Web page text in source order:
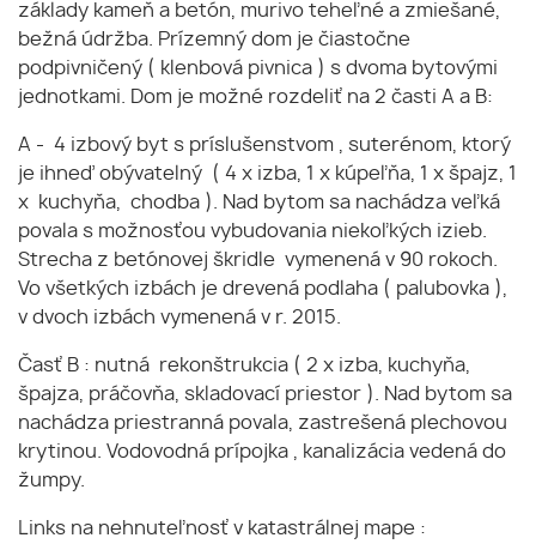
základy kameň a betón, murivo teheľné a zmiešané,
bežná údržba. Prízemný dom je čiastočne
podpivničený ( klenbová pivnica ) s dvoma bytovými
jednotkami. Dom je možné rozdeliť na 2 časti A a B:
A - 4 izbový byt s príslušenstvom , suterénom, ktorý
je ihneď obývatelný ( 4 x izba, 1 x kúpeľňa, 1 x špajz, 1
x kuchyňa, chodba ). Nad bytom sa nachádza veľká
povala s možnosťou vybudovania niekoľkých izieb.
Strecha z betónovej škridle vymenená v 90 rokoch.
Vo všetkých izbách je drevená podlaha ( palubovka ),
v dvoch izbách vymenená v r. 2015.
Časť B : nutná rekonštrukcia ( 2 x izba, kuchyňa,
špajza, práčovňa, skladovací priestor ). Nad bytom sa
nachádza priestranná povala, zastrešená plechovou
krytinou. Vodovodná prípojka , kanalizácia vedená do
žumpy.
Links na nehnuteľnosť v katastrálnej mape :